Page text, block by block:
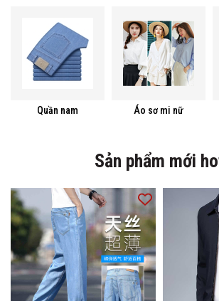
Quần nam Áo sơ mi nữ
Sản phẩm mới